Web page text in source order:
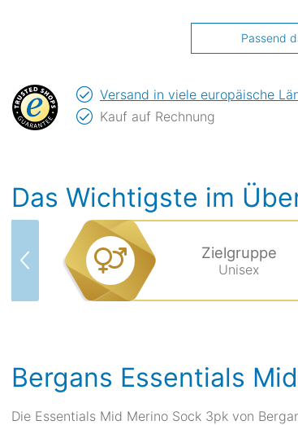
Passend
Versand in viele europäische
Kauf auf Rechnung
Das Wichtigste im
Zielgruppe
Unisex
Bergans Essentials
Die Essentials Mid Merino Sock 3pk von